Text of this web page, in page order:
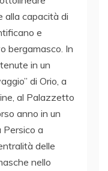
alla capacità di
e
bergamasco. In
in un
di Orio, a
al Palazzetto
anno in un
Persico a
delle
nello